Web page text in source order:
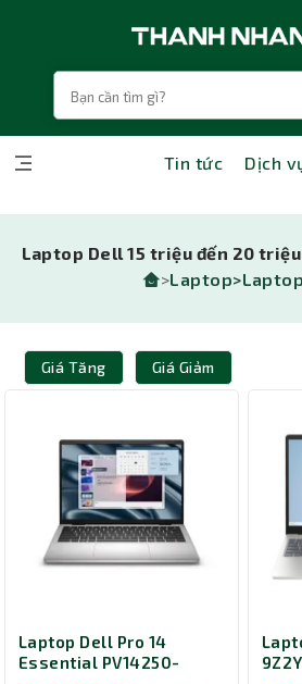
Tin tức Dịch
Laptop Dell 15 triệu đến 20
>Laptop>
Giá Tăng Giá Giảm
Laptop Dell Pro 14
Essential PV14250-